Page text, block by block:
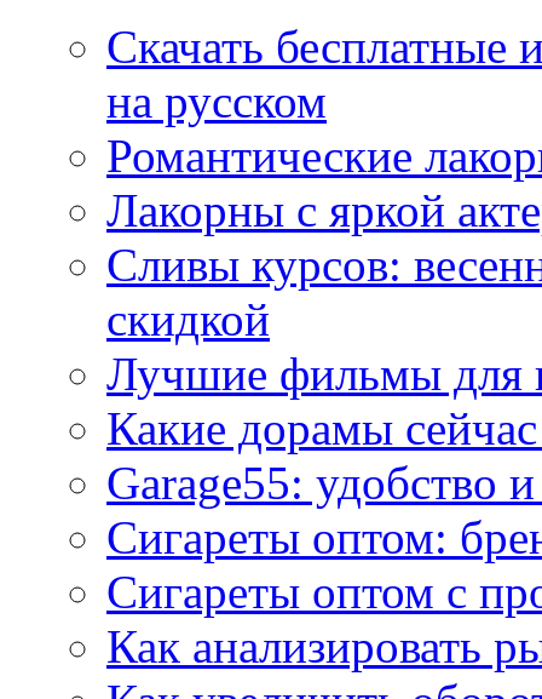
Скачать
на русском
Романтические
Лакорны с яркой
Сливы курсов:
скидкой
Лучшие фильмы для
Какие дорамы
Garage55: удобство
Сигареты оптом:
Сигареты оптом с
Как анализировать